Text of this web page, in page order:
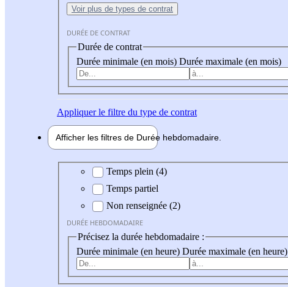
Voir plus de types de contrat
DURÉE DE CONTRAT
Durée de contrat
Durée minimale (en mois) Durée maximale (en mois)
Appliquerle filtre du type de contrat
Afficher les filtres de Durée hebdomadaire
Durée hebdomadaire
Temps plein (4)
Temps partiel
Non renseignée (2)
DURÉE HEBDOMADAIRE
Précisez la durée hebdomadaire :
Durée minimale (en heure) Durée maximale (en heure)